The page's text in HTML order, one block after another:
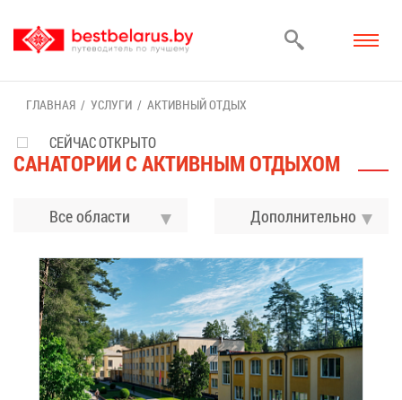
ГЛАВ­НАЯ УСЛУ­ГИ АК­ТИВ­НЫЙ ОТ­ДЫХ
СА­НА­ТО­РИИ С АК­ТИВ­НЫМ ОТ­ДЫ­ХОМ
Все области До­пол­ни­тель­но
СЕЙЧАС ОТКРЫТО